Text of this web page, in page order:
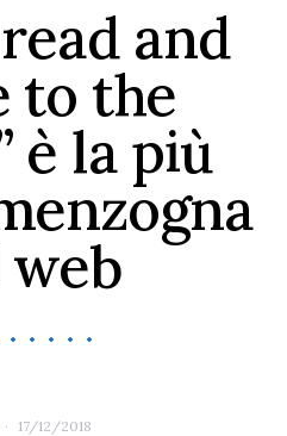
and
to the
è la più
17/12/2018